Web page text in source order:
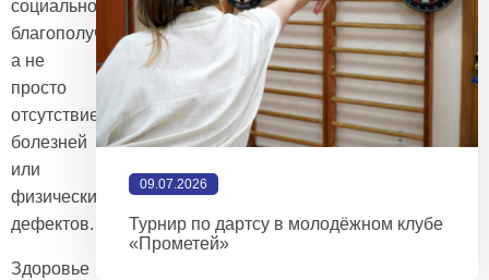
социального
благополучия,
а не
просто
отсутствие
болезней
или
физических
дефектов.
Здоровье
09.07.2026
Турнир по дартсу в молодёжном клубе
«Прометей»